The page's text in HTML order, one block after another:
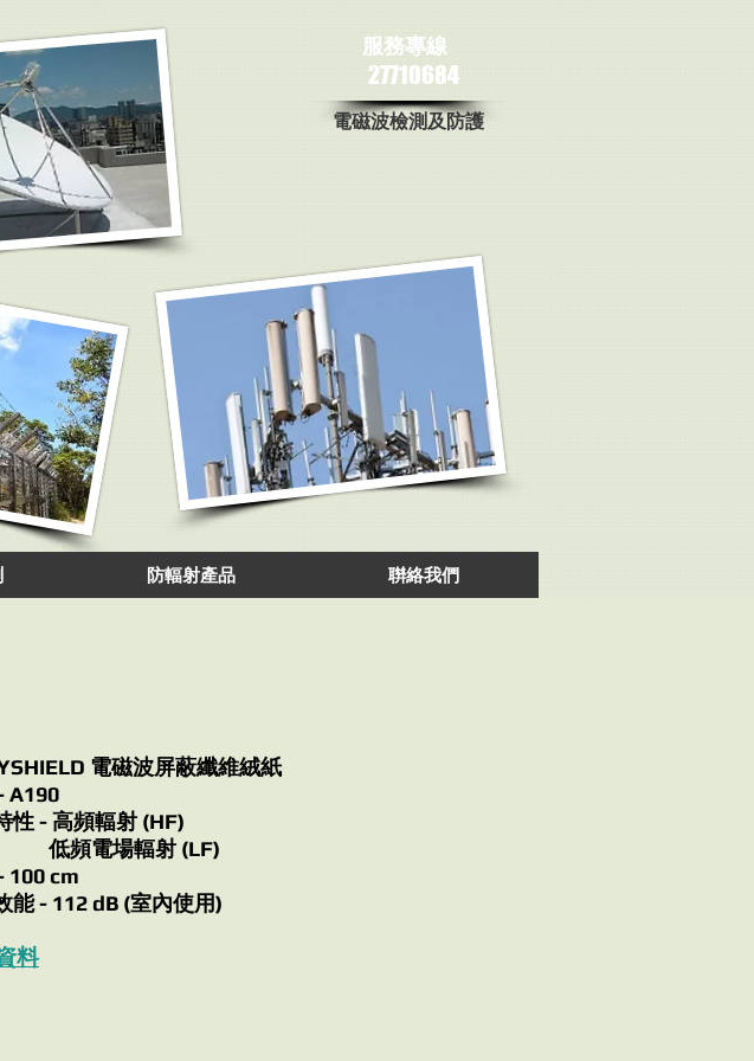
服務專線
27710684
電磁波檢測及防護
防輻射產品 聨絡我們
電磁波屏蔽纖維絨紙
A190
性 - 高頻輻射 (HF)
電場輻射 (LF)
100 cm
能 - 112 dB (室內使用)
料